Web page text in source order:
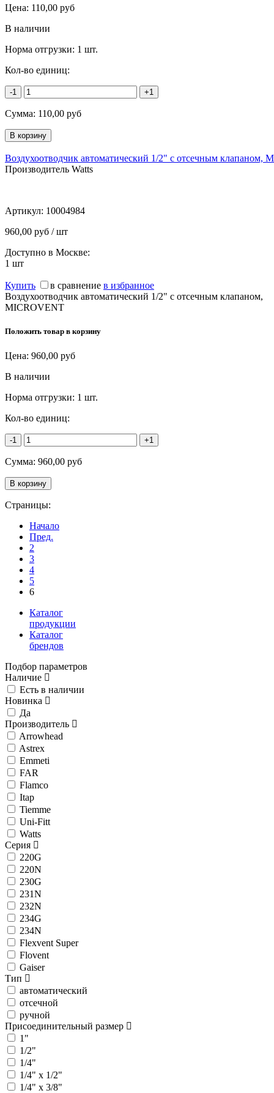
Цена: 110,00 руб
В наличии
Норма отгрузки: 1 шт.
Кол-во единиц:
-1 +1
Сумма: 110,00 руб
Воздухоотводчик автоматический 1/2" с отсечным клапаном,
Производитель Watts
Артикул: 10004984
960,00 руб / шт
Доступно в Москве:
1 шт
Купить в сравнение в избранное
Воздухоотводчик автоматический 1/2" с отсечным клапаном,
MICROVENT
Положить товар в корзину
Цена: 960,00 руб
В наличии
Норма отгрузки: 1 шт.
Кол-во единиц:
-1 +1
Сумма: 960,00 руб
Страницы:
Начало
Пред.
2
3
4
5
6
Каталог
продукции
Каталог
брендов
Подбор параметров
Наличие
Есть в наличии
Новинка
Да
Производитель
Arrowhead
Astrex
Emmeti
FAR
Flamco
Itap
Tiemme
Uni-Fitt
Watts
Серия
220G
220N
230G
231N
232N
234G
234N
Flexvent Super
Flovent
Gaiser
Тип
автоматический
отсечной
ручной
Присоединительный размер
1"
1/2"
1/4"
1/4" х 1/2"
1/4" х 3/8"